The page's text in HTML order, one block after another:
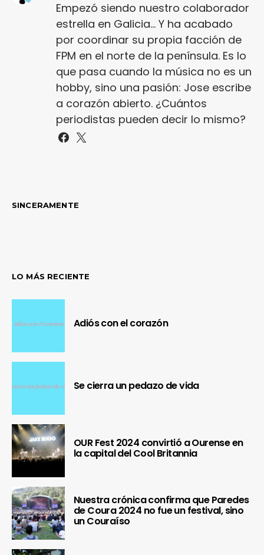
Empezó siendo nuestro colaborador
estrella en Galicia... Y ha acabado
por coordinar su propia facción de
FPM en el norte de la península. Es lo
que pasa cuando la música no es un
hobby, sino una pasión: Jose escribe
a corazón abierto. ¿Cuántos
periodistas pueden decir lo mismo?
SINCERAMENTE
LO MÁS RECIENTE
Adiós con el corazón
Se cierra un pedazo de vida
OUR Fest 2024 convirtió a Ourense en
la capital del Cool Britannia
Nuestra crónica confirma que Paredes
de Coura 2024 no fue un festival, sino
un Couraíso